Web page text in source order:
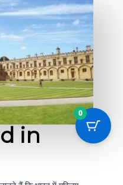
in
0